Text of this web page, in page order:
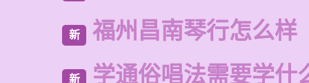
新 福州昌南琴行怎么样
新 学通俗唱法需要学什